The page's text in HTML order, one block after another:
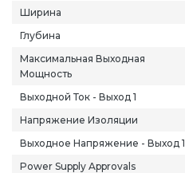
Ширина
Глубина
Максимальная Выходная
Мощность
Выходной Ток - Выход 1
Напряжение Изоляции
Выходное Напряжение - Выход 1
Power Supply Approvals